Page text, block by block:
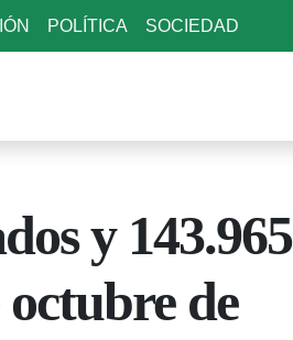
POLÍTICA SOCIEDAD
y 143.965
octubre de